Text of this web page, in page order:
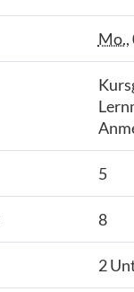
Mo.
5
8
2